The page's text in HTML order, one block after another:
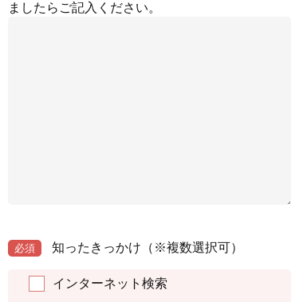
ましたらご記入ください。
必須 知ったきっかけ （※複数選択可）
インターネット検索